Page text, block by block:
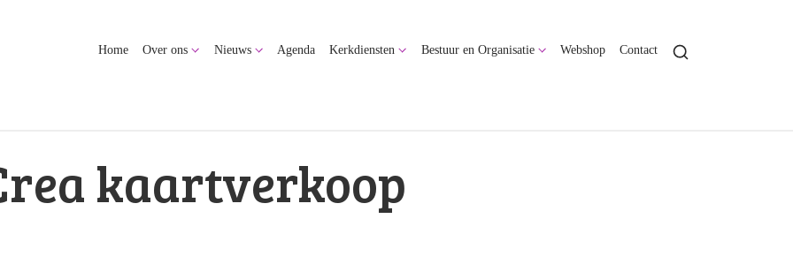
Home Over ons Nieuws Agenda Kerkdiensten Bestuur en Organisatie Webshop Contact
kaartverkoop